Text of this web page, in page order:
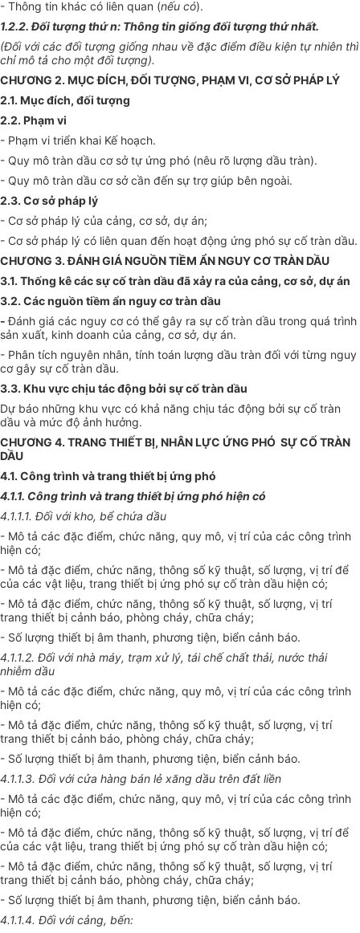
- Thông tin khác có liên quan (nếu có).
1.2.2. Đối tượng thứ n: Thông tin giống đối tượng thứ nhất.
(Đối với các đối tượng giống nhau về đặc điểm điều kiện tự nhiên thì
chỉ mô tả cho một đối tượng).
CHƯƠNG 2. MỤC ĐÍCH, ĐỐI TƯỢNG, PHẠM VI, CƠ SỞ PHÁP LÝ
2.1. Mục đích, đối tượng
2.2. Phạm vi
- Phạm vi triển khai Kế hoạch.
- Quy mô tràn dầu cơ sở tự ứng phó (nêu rõ lượng dầu tràn).
- Quy mô tràn dầu cơ sở cần đến sự trợ giúp bên ngoài.
2.3. Cơ sở pháp lý
- Cơ sở pháp lý của cảng, cơ sở, dự án;
- Cơ sở pháp lý có liên quan đến hoạt động ứng phó sự cố tràn dầu.
CHƯƠNG 3. ĐÁNH GIÁ NGUỒN TIỀM ẨN NGUY CƠ TRÀN DẦU
3.1. Thống kê các sự cố tràn dầu đã xảy ra của cảng, cơ sở, dự án
3.2. Các nguồn tiềm ẩn nguy cơ tràn dầu
-Đánh giá các nguy cơ có thể gây ra sự cố tràn dầu trong quá trình
sản xuất, kinh doanh của cảng, cơ sở, dự án.
- Phân tích nguyên nhân, tính toán lượng dầu tràn đối với từng nguy
cơ gây sự cố tràn dầu.
3.3. Khu vực chịu tác động bởi sự cố tràn dầu
Dự báo những khu vực có khả năng chịu tác động bởi sự cố tràn
dầu và mức độ ảnh hưởng.
CHƯƠNG 4. TRANG THIẾT BỊ, NHÂN LỰC ỨNG PHÓ SỰ CỐ TRÀN
DẦU
4.1. Công trình và trang thiết bị ứng phó
4.1.1. Công trình và trang thiết bị ứng phó hiện có
4.1.1.1. Đối với kho, bể chứa dầu
- Mô tả các đặc điểm, chức năng, quy mô, vị trí của các công trình
hiện có;
- Mô tả đặc điểm, chức năng, thông số kỹ thuật, số lượng, vị trí để
của các vật liệu, trang thiết bị ứng phó sự cố tràn dầu hiện có;
- Mô tả đặc điểm, chức năng, thông số kỹ thuật, số lượng, vị trí
trang thiết bị cảnh báo, phòng cháy, chữa cháy;
- Số lượng thiết bị âm thanh, phương tiện, biển cảnh báo.
4.1.1.2. Đối với nhà máy, trạm xử lý, tái chế chất thải, nước thải
nhiễm dầu
- Mô tả các đặc điểm, chức năng, quy mô, vị trí của các công trình
hiện có;
- Mô tả đặc điểm, chức năng, thông số kỹ thuật, số lượng, vị trí
trang thiết bị cảnh báo, phòng cháy, chữa cháy;
- Số lượng thiết bị âm thanh, phương tiện, biển cảnh báo.
4.1.1.3. Đối với cửa hàng bán lẻ xăng dầu trên đất liền
- Mô tả các đặc điểm, chức năng, quy mô, vị trí của các công trình
hiện có;
- Mô tả đặc điểm, chức năng, thông số kỹ thuật, số lượng, vị trí để
của các vật liệu, trang thiết bị ứng phó sự cố tràn dầu hiện có;
- Mô tả đặc điểm, chức năng, thông số kỹ thuật, số lượng, vị trí
trang thiết bị cảnh báo, phòng cháy, chữa cháy;
- Số lượng thiết bị âm thanh, phương tiện, biển cảnh báo.
4.1.1.4. Đối với cảng, bến: